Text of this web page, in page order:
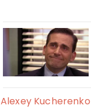
Alexey Kucherenko